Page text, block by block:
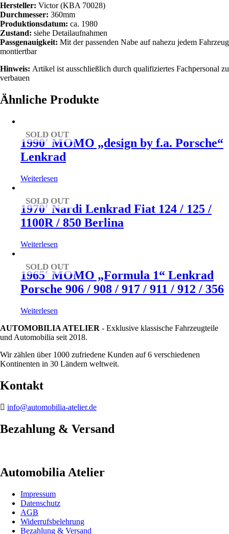
Hersteller: Victor (KBA 70028)
Durchmesser: 360mm
Produktionsdatum: ca. 1980
Zustand: siehe Detailaufnahmen
Passgenauigkeit: Mit der passenden Nabe auf nahezu jedem Fahrzeug
montiertbar
Hinweis: Artikel ist ausschließlich durch qualifiziertes Fachpersonal zu
verbauen
Ähnliche Produkte
SOLD OUT
1990′ MOMO „design by f.a. Porsche“
Lenkrad
Weiterlesen
SOLD OUT
1970′ Nardi Lenkrad Fiat 124 / 125 /
1100R / 850 Berlina
Weiterlesen
SOLD OUT
1965′ MOMO „Formula 1“ Lenkrad
Porsche 906 / 908 / 917 / 911 / 912 / 356
Weiterlesen
AUTOMOBILIA ATELIER - Exklusive klassische Fahrzeugteile
und Automobilia seit 2018.
Wir zählen über 1000 zufriedene Kunden auf 6 verschiedenen
Kontinenten in 30 Ländern weltweit.
Kontakt
info@automobilia-atelier.de
Bezahlung & Versand
Automobilia Atelier
Impressum
Datenschutz
AGB
Widerrufsbelehrung
Bezahlung & Versand